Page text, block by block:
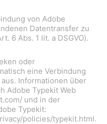
von Adobe
Datentransfer zu
6 Abs. 1 lit. a DSGVO).
oder
eine Verbindung
Informationen über
Adobe Typekit Web
und in der
Typekit:
policies/typekit.html.